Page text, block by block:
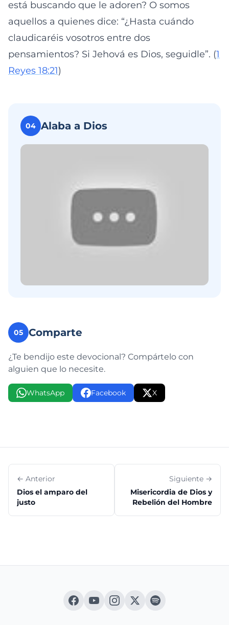
está buscando que le adoren? O somos
aquellos a quienes dice: “¿Hasta cuándo
claudicaréis vosotros entre dos
pensamientos? Si Jehová es Dios, seguidle”. (1
Reyes 18:21)
04 Alaba a Dios
05 Comparte
¿Te bendijo este devocional? Compártelo con
alguien que lo necesite.
WhatsApp Facebook X
← Anterior
Dios el amparo del
justo
Siguiente →
Misericordia de Dios y
Rebelión del Hombre